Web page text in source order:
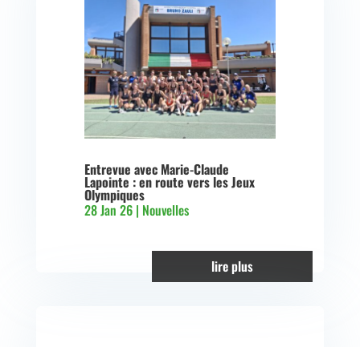
Entrevue avec Marie-Claude
Lapointe : en route vers les Jeux
Olympiques
28 Jan 26| Nouvelles
lire plus